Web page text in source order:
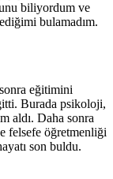
biliyordum ve
bulamadım.
eğitimini
Burada psikoloji,
aldı. Daha sonra
felsefe öğretmenliği
son buldu.